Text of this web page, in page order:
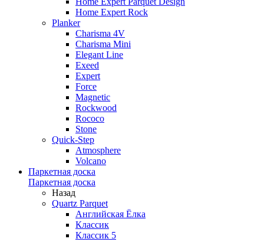
Home Expert Rock
Planker
Charisma 4V
Charisma Mini
Elegant Line
Exeed
Expert
Force
Magnetic
Rockwood
Rococo
Stone
Quick-Step
Atmosphere
Volcano
Паркетная доска
Паркетная доска
Назад
Quartz Parquet
Английская Ёлка
Классик
Классик 5